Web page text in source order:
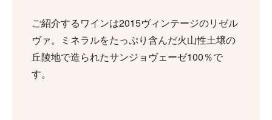
ご紹介するワインは2015ヴィンテージのリゼル
ヴァ。ミネラルをたっぷり含んだ火山性土壌の
丘陵地で造られたサンジョヴェーゼ100％で
す。